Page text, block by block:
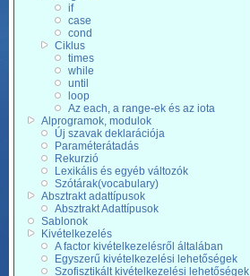
if
case
cond
Ciklus
times
while
until
loop
Az each, a range-ek és az iota
Alprogramok, modulok
Új szavak deklarációja
Paraméterátadás
Rekurzió
Lexikális és egyéb változók
Szótárak(vocabulary)
Absztrakt adattípusok
Absztrakt Adattípusok
Sablonok
Kivételkezelés
A factor kivételkezelésről általában
Egyszerű kivételkezelési lehetőségek
Szofisztikált kivételkezelési lehetőségek